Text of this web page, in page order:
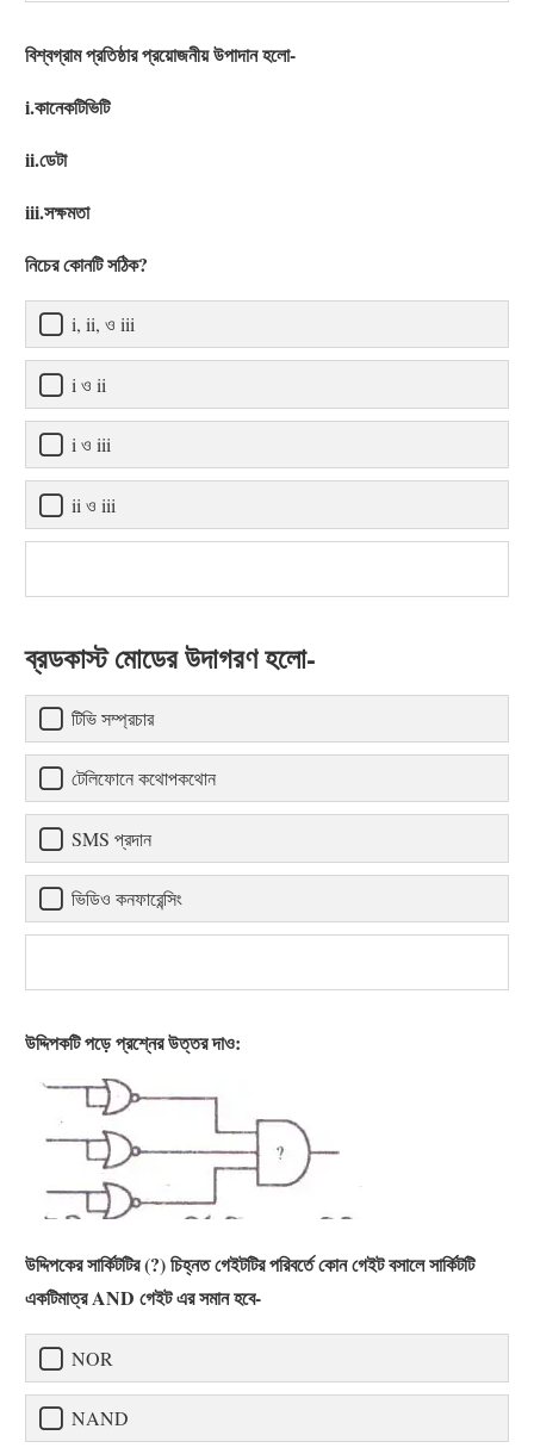
বিশ্বগ্রাম প্রতিষ্ঠার প্রয়োজনীয় উপাদান হলো-
i.কানেকটিভিটি
ii.ডেটা
iii.সক্ষমতা
নিচের কোনটি সঠিক?
i, ii, ও iii
i ও ii
i ও iii
ii ও iii
ব্রডকাস্ট মোডের উদাগরণ হলো-
টিভি সম্প্রচার
টেলিফোনে কথোপকথোন
SMS প্রদান
ভিডিও কনফারেন্সিং
উদ্দিপকটি পড়ে প্রশ্নের উত্তর দাও:
উদ্দিপকের সার্কিটটির (?) চিহ্নত গেইটটির পরিবর্তে কোন গেইট বসালে সার্কিটটি
একটিমাত্র AND গেইট এর সমান হবে-
NOR
NAND